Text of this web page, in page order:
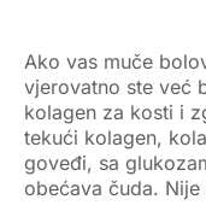
Ako vas muče
vjerovatno ste već
kolagen za kosti i
tekući kolagen,
goveđi, sa
obećava čuda.